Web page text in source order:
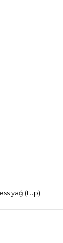
yağ (tüp)